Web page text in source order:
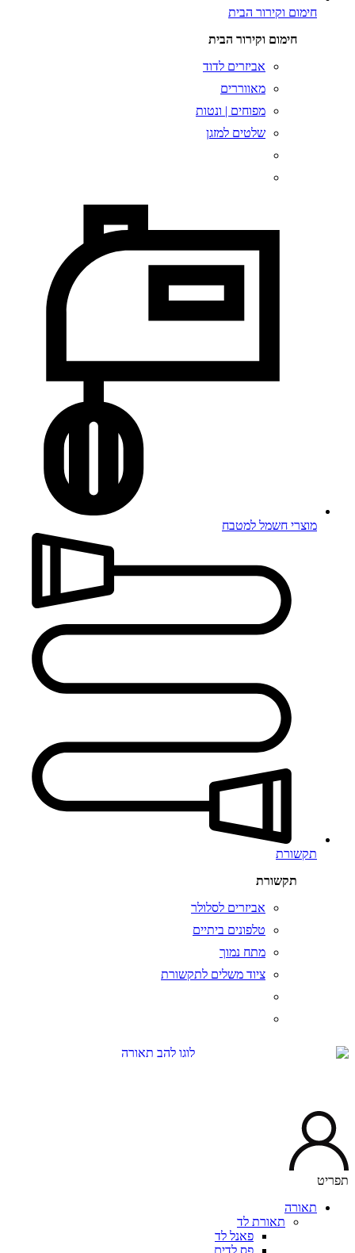
חימום וקירור הבית
חימום וקירור הבית
אביזרים לדוד
מאווררים
מפוחים | ונטות
שלטים למזגן
מוצרי חשמל למטבח
תקשורת
תקשורת
אביזרים לסלולר
טלפונים ביתיים
מתח נמוך
ציוד משלים לתקשורת
תאורה
תאורת לד
פאנל לד
פס לדים